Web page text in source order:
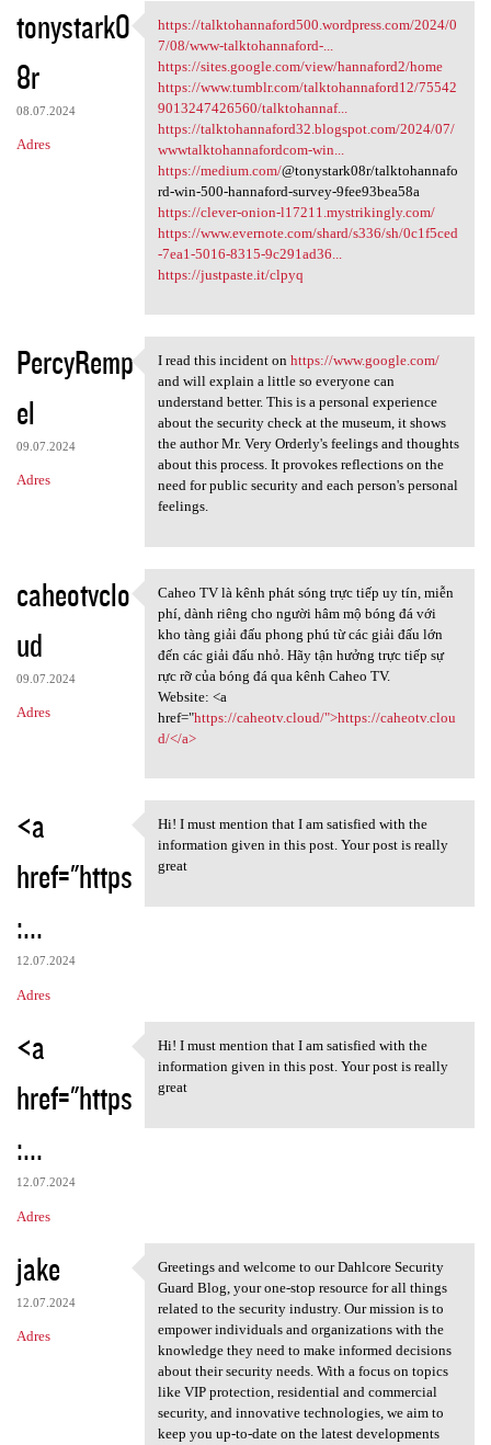
t
a
r
z
e
tonystark0
8r
08.07.2024
Adres
https://talktohannaford500
https://talktohannaford500.wordpress.com/2024/0
7/08/www-talktohannaford-...
https://sites.google.com/view/hannaford2/home
https://www.tumblr.com/talktohannaford12/75542
9013247426560/talktohannaf...
https://talktohannaford32.blogspot.com/2024/07/
wwwtalktohannafordcom-win...
https://medium.com/@tonystark08r/talktohannafo
rd-win-500-hannaford-survey-9fee93bea58a
https://clever-onion-l17211.mystrikingly.com/
https://www.evernote.com/shard/s336/sh/0c1f5ced
-7ea1-5016-8315-9c291ad36...
https://justpaste.it/clpyq
PercyRemp
el
09.07.2024
Adres
I read this incident on https
I read this incident on https://www.google.com/
and will explain a little so everyone can
understand better. This is a personal experience
about the security check at the museum, it shows
the author Mr. Very Orderly's feelings and thoughts
about this process. It provokes reflections on the
need for public security and each person's personal
feelings.
caheotvclo
ud
09.07.2024
Adres
Caheo TV là kênh phát sóng
Caheo TV là kênh phát sóng trực tiếp uy tín, miễn
phí, dành riêng cho người hâm mộ bóng đá với
kho tàng giải đấu phong phú từ các giải đấu lớn
đến các giải đấu nhỏ. Hãy tận hưởng trực tiếp sự
rực rỡ của bóng đá qua kênh Caheo TV.
Website: <a
href="https://caheotv.cloud/">https://caheotv.clou
d/</a>
<a
href="https
:...
12.07.2024
Adres
Hi! I must mention that I am
Hi! I must mention that I am satisfied with the
information given in this post. Your post is really
great
<a
href="https
:...
12.07.2024
Adres
Hi! I must mention that I am
Hi! I must mention that I am satisfied with the
information given in this post. Your post is really
great
jake
12.07.2024
Adres
Greetings and welcome to our
Greetings and welcome to our Dahlcore Security
Guard Blog, your one-stop resource for all things
related to the security industry. Our mission is to
empower individuals and organizations with the
knowledge they need to make informed decisions
about their security needs. With a focus on topics
like VIP protection, residential and commercial
security, and innovative technologies, we aim to
keep you up-to-date on the latest developments